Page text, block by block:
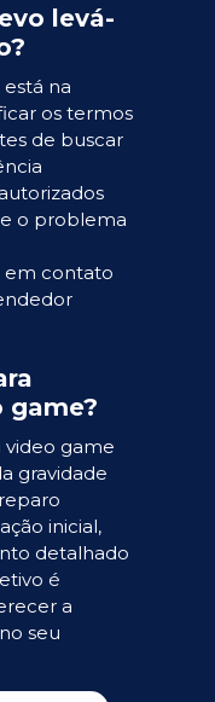
levá-
na
os termos
de buscar
o problema
em contato
game?
video game
gravidade
inicial,
detalhado
é
a
seu